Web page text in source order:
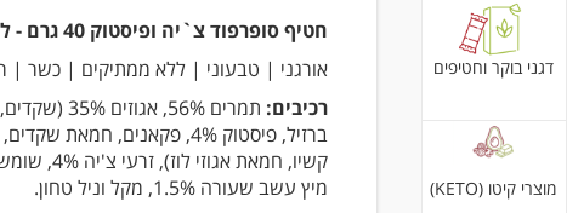
דגני בוקר וחטיפים
מוצרי קיטו (KETO)
חטיף סופרפוד צ`יה ופיסטוק 40 גרם - לייף בר
אורגני | טבעוני | ללא ממתיקים | כשר |
רכיבים:
תמרים 56%, אגוזים
ברזיל, פיסטוק 4%, פקאנים, חמאת
קשיו, חמאת אגוזי לוז),
מיץ עשב שעורה 1.5%, מקל וניל טחון.